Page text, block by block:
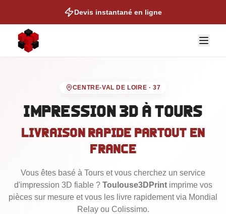
Devis instantané en ligne
NOS EXPERTISES
Cosplay & Props
Figurines & Collection
Talonettes de Ski
CENTRE-VAL DE LOIRE · 37
Impression 3D à Tours
Livraison rapide partout en
France
Vous êtes basé à Tours et vous cherchez un service
d'impression 3D fiable ? Toulouse3DPrintimprime vos
pièces sur mesure et vous les livre rapidement via Mondial
Relay ou Colissimo.